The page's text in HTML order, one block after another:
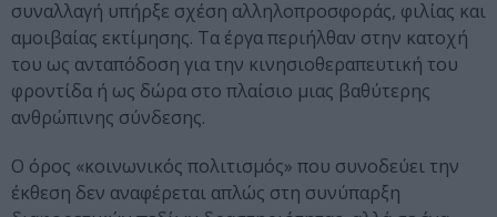
συναλλαγή υπήρξε σχέση αλληλοπροσφοράς, φιλίας και
αμοιβαίας εκτίμησης. Τα έργα περιήλθαν στην κατοχή
του ως ανταπόδοση για την κινησιοθεραπευτική του
φροντίδα ή ως δώρα στο πλαίσιο μιας βαθύτερης
ανθρώπινης σύνδεσης.
Ο όρος «κοινωνικός πολιτισμός» που συνοδεύει την
έκθεση δεν αναφέρεται απλώς στη συνύπαρξη